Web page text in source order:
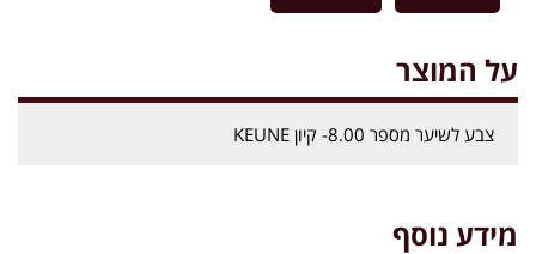
על המוצר
צבע לשיער מספר 8.00- קיון KEUNE
מידע נוסף